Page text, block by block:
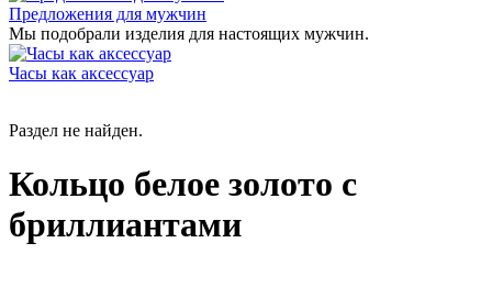
Предложения для мужчин
Мы подобрали изделия для настоящих мужчин.
Часы как аксессуар
Раздел не найден.
Кольцо белое золото с
бриллиантами